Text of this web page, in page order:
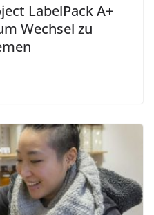
LabelPack A+
Wechsel zu